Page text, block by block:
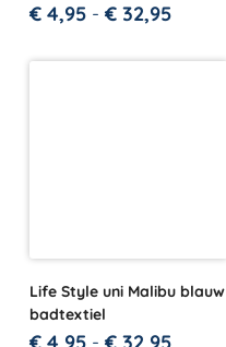
€ 4,95 - € 32,95
Life Style uni Malibu blauw
badtextiel